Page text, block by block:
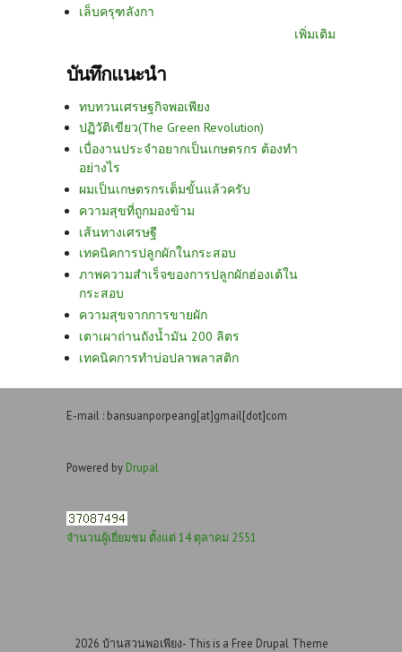
เล็บครุฑลังกา
เพิ่มเติม
บันทึกแนะนำ
ทบทวนเศรษฐกิจพอเพียง
ปฏิวัติเขียว(The Green Revolution)
เบื่องานประจำอยากเป็นเกษตรกร ต้องทำ
อย่างไร
ผมเป็นเกษตรกรเต็มขั้นแล้วครับ
ความสุขที่ถูกมองข้าม
เส้นทางเศรษฐี
เทคนิคการปลูกผักในกระสอบ
ภาพความสำเร็จของการปลูกผักฮ่องเต้ใน
กระสอบ
ความสุขจากการขายผัก
เตาเผาถ่านถังน้ำมัน 200 ลิตร
เทคนิคการทำบ่อปลาพลาสติก
E-mail : bansuanporpeang[at]gmail[dot]com
Powered by Drupal
จำนวนผู้เยี่ยมชม ตั้งแต่ 14 ตุลาคม 2551
2026 บ้านสวนพอเพียง- This is a Free Drupal Theme